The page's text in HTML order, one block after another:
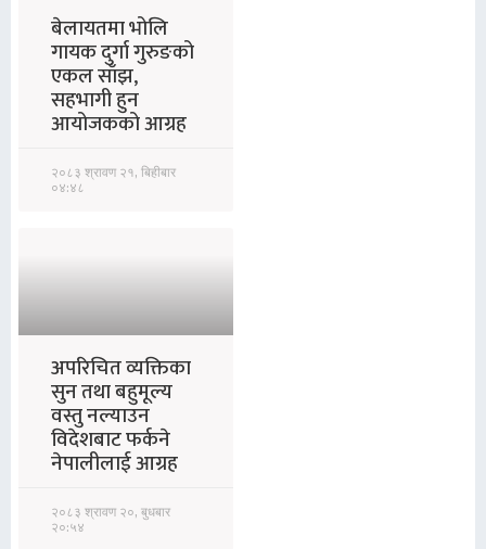
बेलायतमा भोलि
गायक दुर्गा गुरुङको
एकल साँझ,
सहभागी हुन
आयोजकको आग्रह
२०८३ श्रावण २१, बिहीबार
०४:४८
अपरिचित व्यक्तिका
सुन तथा बहुमूल्य
वस्तु नल्याउन
विदेशबाट फर्कने
नेपालीलाई आग्रह
२०८३ श्रावण २०, बुधबार
२०:५४